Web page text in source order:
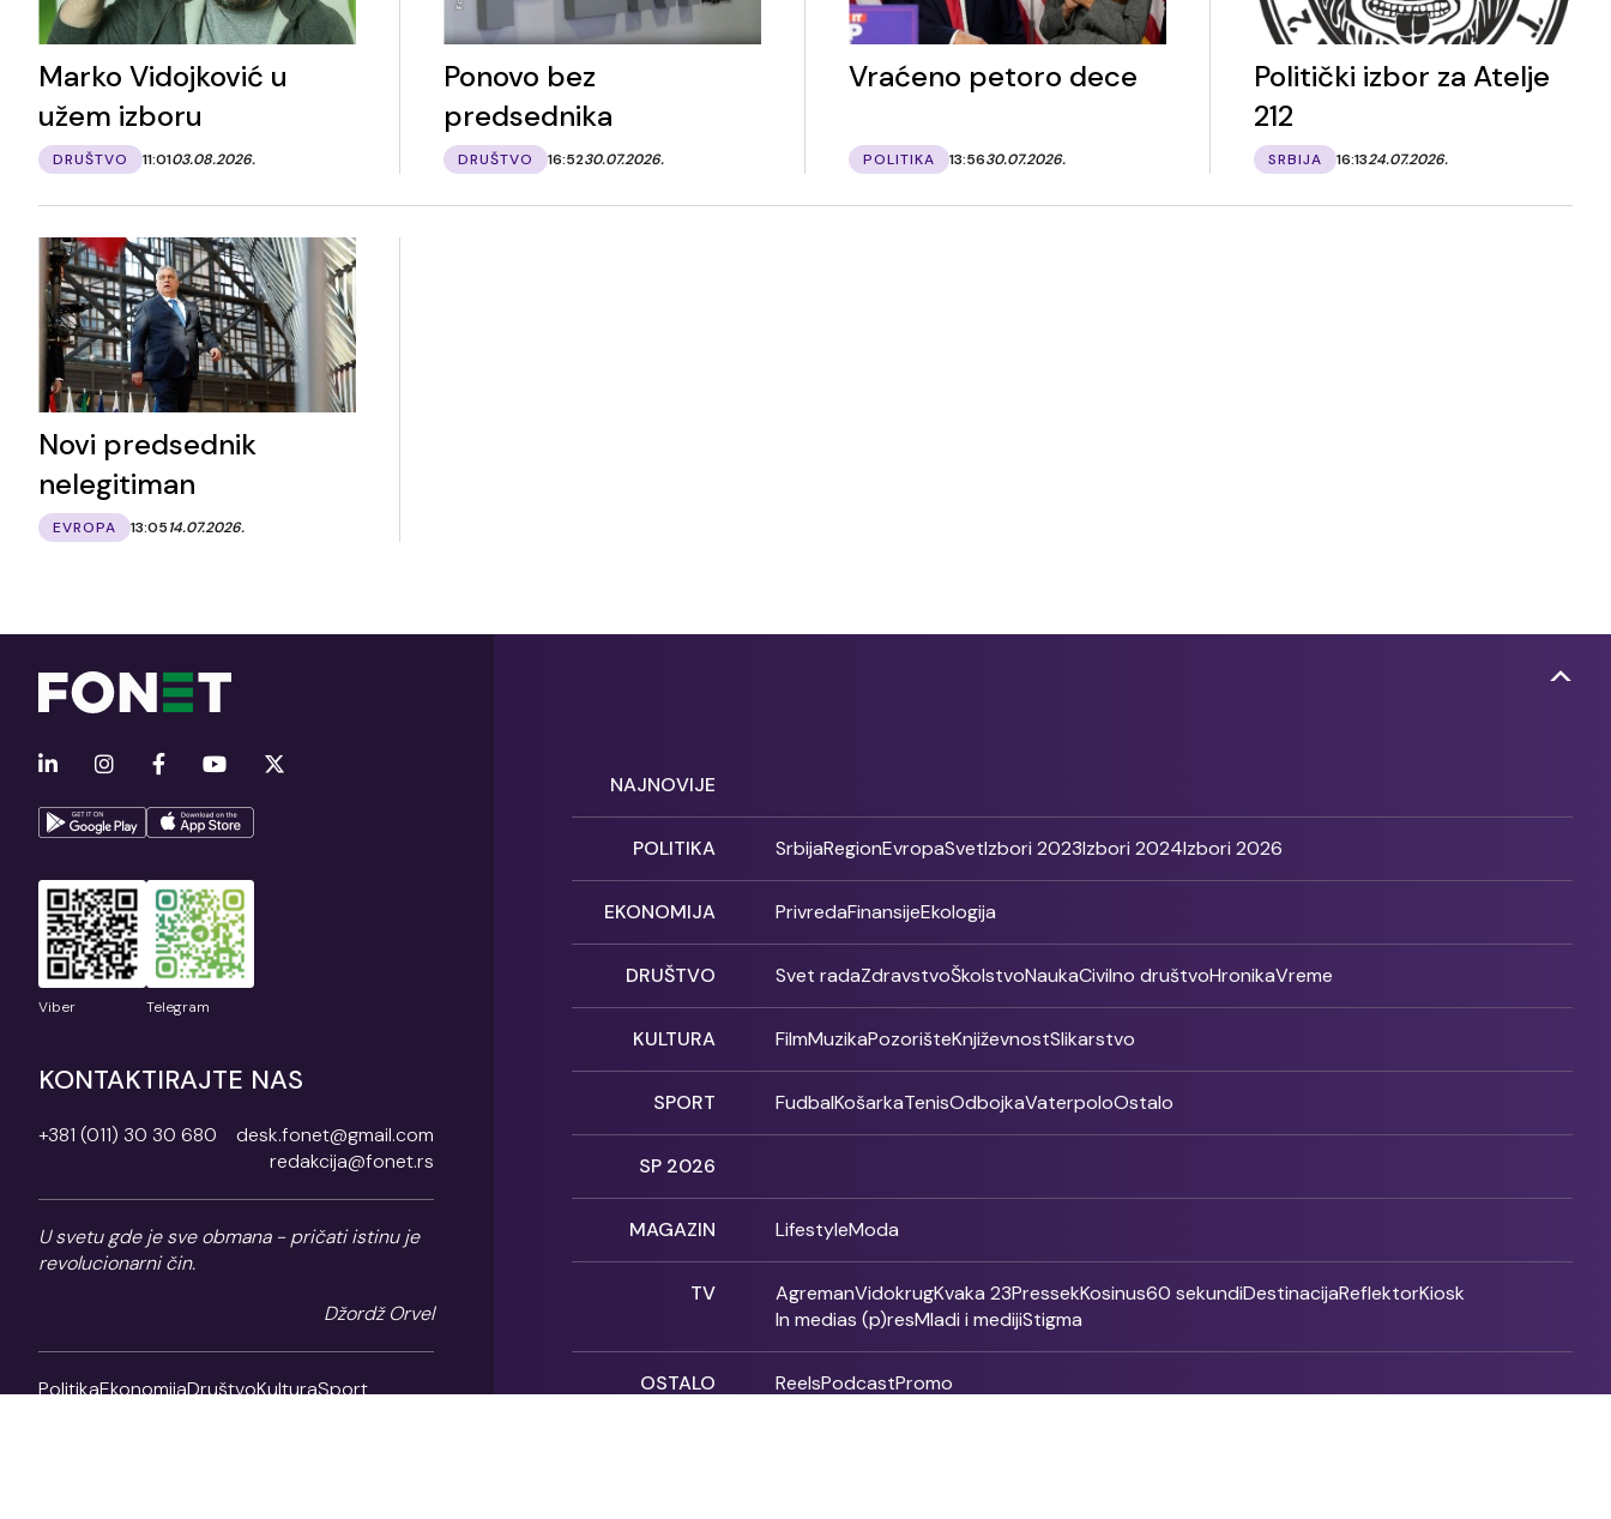
Marko Vidojković u
užem izboru
DRUŠTVO 11:0103.08.2026.
Ponovo bez
predsednika
DRUŠTVO 16:5230.07.2026.
Vraćeno petoro dece
POLITIKA 13:5630.07.2026.
Politički izbor za Atelje
212
SRBIJA 16:1324.07.2026.
Novi predsednik
nelegitiman
EVROPA 13:0514.07.2026.
Viber Telegram
KONTAKTIRAJTE NAS
+381 (011) 30 30 680
desk.fonet@gmail.com
redakcija@fonet.rs
U svetu gde je sve obmana - pričati istinu je
revolucionarni čin.
Džordž Orvel
PolitikaEkonomijaDruštvoKulturaSport
NAJNOVIJE
POLITIKA SrbijaRegionEvropaSvetIzbori 2023Izbori 2024Izbori 2026
EKONOMIJA PrivredaFinansijeEkologija
DRUŠTVO Svet radaZdravstvoŠkolstvoNaukaCivilno društvoHronikaVreme
KULTURA FilmMuzikaPozorišteKnjiževnostSlikarstvo
SPORT FudbalKošarkaTenisOdbojkaVaterpoloOstalo
SP 2026
MAGAZIN LifestyleModa
TV AgremanVidokrugKvaka 23PressekKosinus60 sekundiDestinacijaReflektorKiosk
In medias (p)resMladi i medijiStigma
OSTALO ReelsPodcastPromo